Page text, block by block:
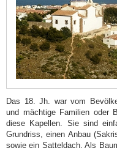
und
aus
der
Moderne
Archäologisches
und
Ethnografisches
Museum
Das 18. Jh. war vom
und mächtige Familien oder
diese Kapellen. Sie sind
Grundriss, einen Anbau
sowie ein Satteldach. Als